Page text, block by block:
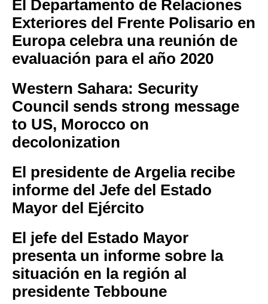
El Departamento de Relaciones
Exteriores del Frente Polisario en
Europa celebra una reunión de
evaluación para el año 2020
Western Sahara: Security
Council sends strong message
to US, Morocco on
decolonization
El presidente de Argelia recibe
informe del Jefe del Estado
Mayor del Ejército
El jefe del Estado Mayor
presenta un informe sobre la
situación en la región al
presidente Tebboune